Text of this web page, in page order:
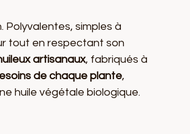
Polyvalentes, simples à
tout en respectant son
artisanaux, fabriqués à
de chaque plante,
huile végétale biologique.